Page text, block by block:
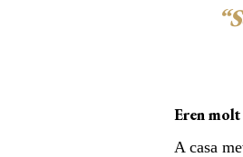
Eren molt
A casa